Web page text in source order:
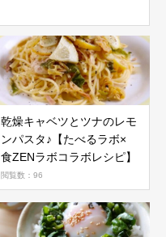
乾燥キャベツとツナのレモ
ンパスタ♪【たべるラボ×
食ZENラボコラボレシピ】
閲覧数：96